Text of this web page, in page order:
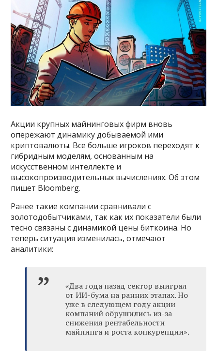
Акции крупных майнинговых фирм вновь
опережают динамику добываемой ими
криптовалюты. Все больше игроков переходят к
гибридным моделям, основанным на
искусственном интеллекте и
высокопроизводительных вычислениях. Об этом
пишет Bloomberg.
Ранее такие компании сравнивали с
золотодобытчиками, так как их показатели были
тесно связаны с динамикой цены биткоина. Но
теперь ситуация изменилась, отмечают
аналитики:
«Два года назад сектор выиграл
от ИИ-бума на ранних этапах. Но
уже в следующем году акции
компаний обрушились из-за
снижения рентабельности
майнинга и роста конкуренции».